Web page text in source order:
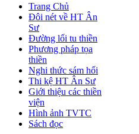
Trang Chủ
Đôi nét về HT Ân
Sư
Đường lối tu thiền
Phương pháp tọa
thiền
Nghi thức sám hối
Thi kệ HT Ân Sư
Giới thiệu các thiền
viện
Hình ảnh TVTC
Sách đọc